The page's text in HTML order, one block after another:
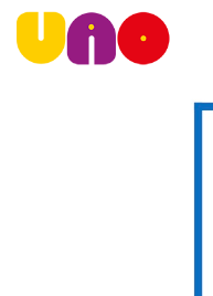
SALTA
CONTENUTO